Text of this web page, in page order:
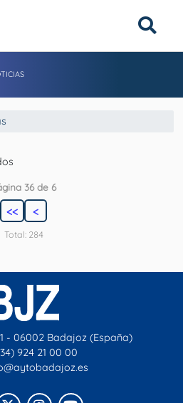
36 de 6
<< <
Total: 284
- 06002 Badajoz (España)
924 21 00 00